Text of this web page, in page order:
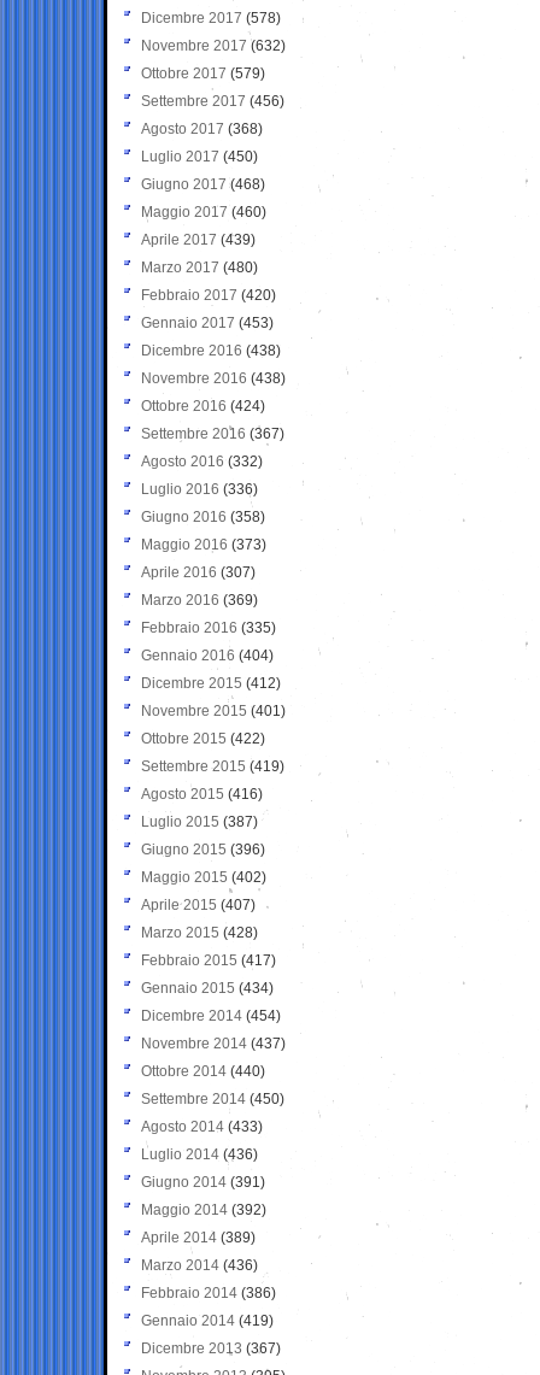
Dicembre 2017 (578)
Novembre 2017 (632)
Ottobre 2017 (579)
Settembre 2017 (456)
Agosto 2017 (368)
Luglio 2017 (450)
Giugno 2017 (468)
Maggio 2017 (460)
Aprile 2017 (439)
Marzo 2017 (480)
Febbraio 2017 (420)
Gennaio 2017 (453)
Dicembre 2016 (438)
Novembre 2016 (438)
Ottobre 2016 (424)
Settembre 2016 (367)
Agosto 2016 (332)
Luglio 2016 (336)
Giugno 2016 (358)
Maggio 2016 (373)
Aprile 2016 (307)
Marzo 2016 (369)
Febbraio 2016 (335)
Gennaio 2016 (404)
Dicembre 2015 (412)
Novembre 2015 (401)
Ottobre 2015 (422)
Settembre 2015 (419)
Agosto 2015 (416)
Luglio 2015 (387)
Giugno 2015 (396)
Maggio 2015 (402)
Aprile 2015 (407)
Marzo 2015 (428)
Febbraio 2015 (417)
Gennaio 2015 (434)
Dicembre 2014 (454)
Novembre 2014 (437)
Ottobre 2014 (440)
Settembre 2014 (450)
Agosto 2014 (433)
Luglio 2014 (436)
Giugno 2014 (391)
Maggio 2014 (392)
Aprile 2014 (389)
Marzo 2014 (436)
Febbraio 2014 (386)
Gennaio 2014 (419)
Dicembre 2013 (367)